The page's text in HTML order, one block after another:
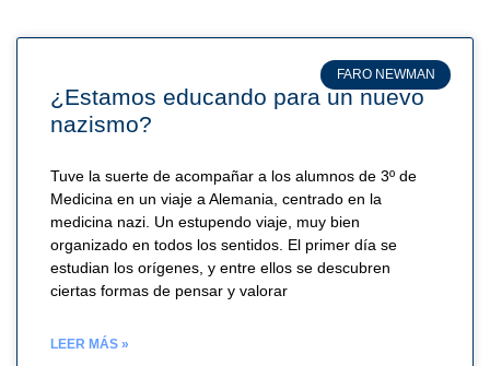
FARO NEWMAN
¿Estamos educando para un nuevo
nazismo?
Tuve la suerte de acompañar a los alumnos de 3º de
Medicina en un viaje a Alemania, centrado en la
medicina nazi. Un estupendo viaje, muy bien
organizado en todos los sentidos. El primer día se
estudian los orígenes, y entre ellos se descubren
ciertas formas de pensar y valorar
LEER MÁS »